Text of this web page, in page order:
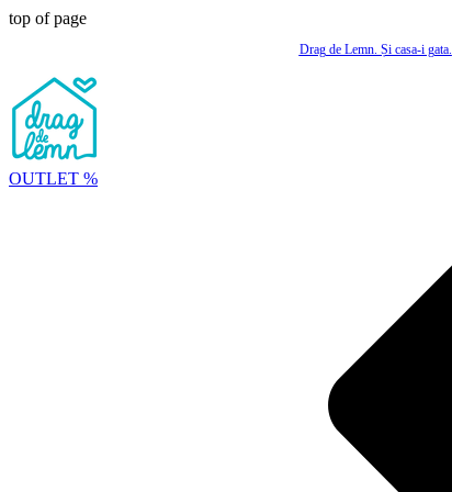
top of page
Drag de Lemn. Și casa-i gata.
OUTLET %